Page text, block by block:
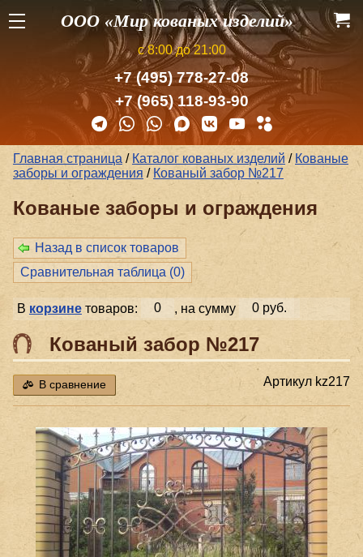
ООО «Мир кованых изделий»
с 8:00 до 21:00
+7 (495) 778-27-08
+7 (965) 118-93-90
Главная страница / Каталог кованых изделий / Кованые
заборы и ог­ражде­ния / Кованый забор №217
Кованые заборы и ог­ражде­ния
Назад в список товаров
Сравнительная таблица (0)
В корзинетоваров: 0 , на сумму 0 руб.
Кованый забор №217
В сравнение Артикул kz217